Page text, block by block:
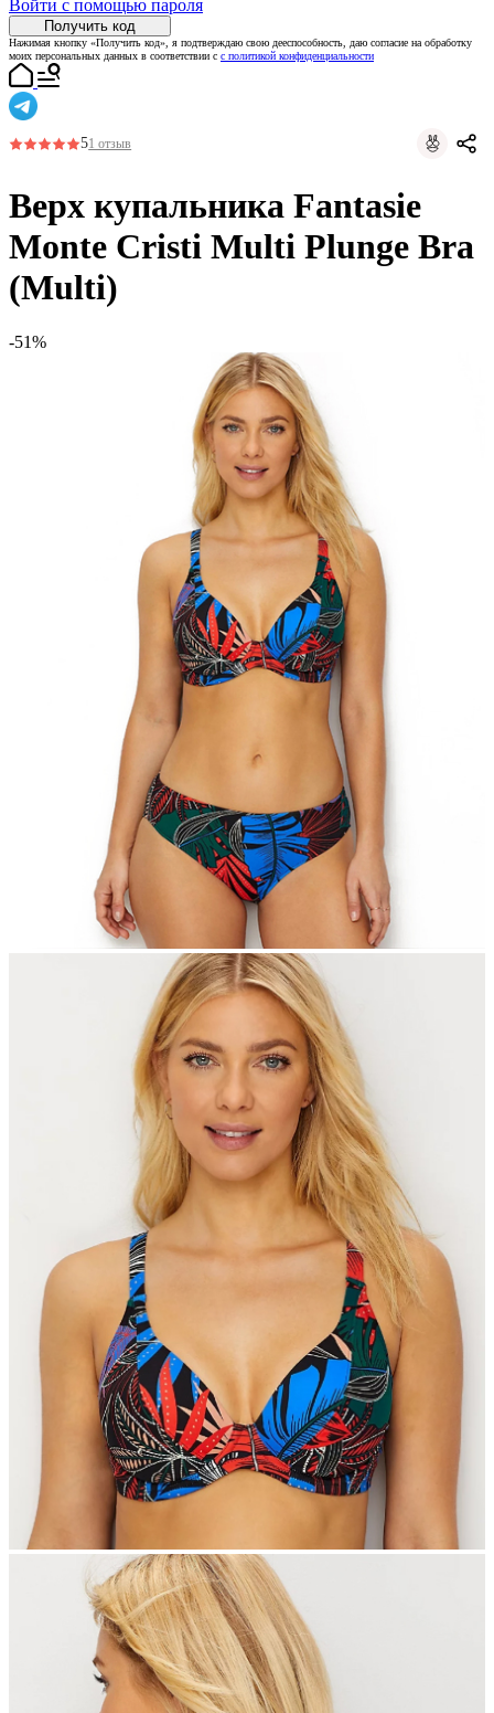
Войти с помощью пароля
Получить код
Нажимая кнопку «Получить код», я подтверждаю свою дееспособность, даю согласие на обработку
моих персональных данных в соответствии с с политикой конфиденциальности
51 отзыв
Верх купальника Fantasie
Monte Cristi Multi Plunge Bra
(Multi)
-51%